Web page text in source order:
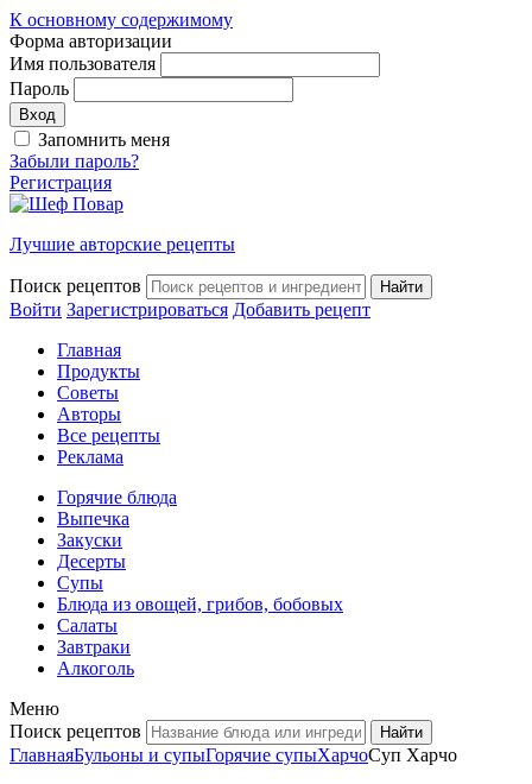
К основному содержимому
Форма авторизации
Имя пользователя
Пароль
Запомнить меня
Забыли пароль?
Регистрация
Лучшие авторские рецепты
Поиск рецептов
Войти Зарегистрироваться Добавить рецепт
Главная
Продукты
Советы
Авторы
Все рецепты
Реклама
Горячие блюда
Выпечка
Закуски
Десерты
Супы
Блюда из овощей, грибов, бобовых
Салаты
Завтраки
Алкоголь
Меню
Поиск рецептов
ГлавнаяБульоны и супыГорячие супыХарчоСуп Харчо